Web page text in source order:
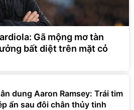
Gã mộng mơ tàn
bất diệt trên mặt cỏ
dung Aaron Ramsey: Trái tim
ẩn sau đôi chân thủy tinh